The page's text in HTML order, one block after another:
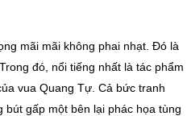
mãi mãi không phai nhạt. Đó là
đó, nổi tiếng nhất là tác phẩm
vua Quang Tự. Cả bức tranh
gấp một bên lại phác họa tùng